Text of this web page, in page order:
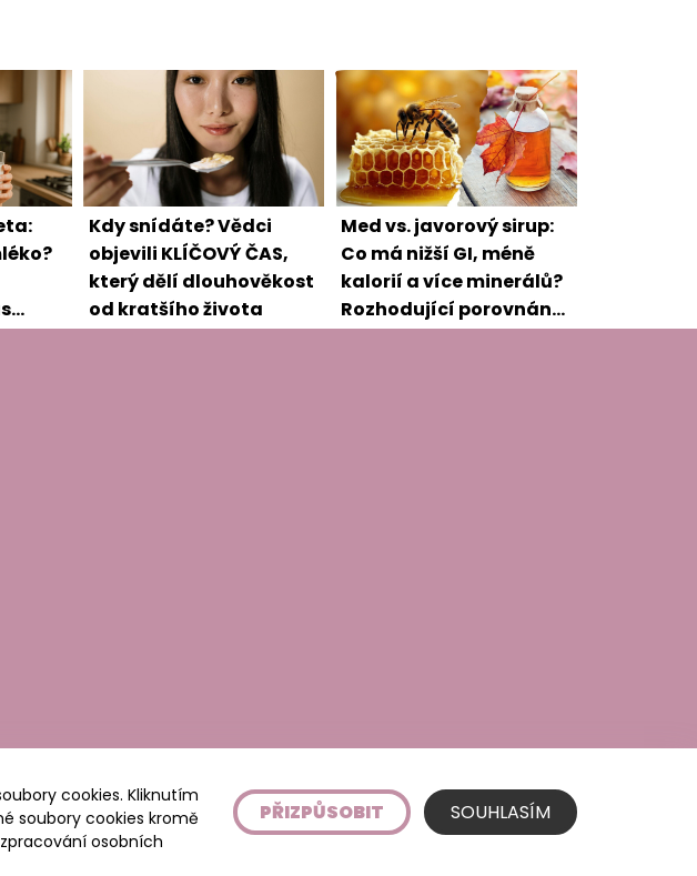
Kdy snídáte? Vědci
objevili KLÍČOVÝ ČAS,
který dělí dlouhověkost
od kratšího života
Med vs. javorový sirup:
Co má nižší GI, méně
kalorií a více minerálů?
Rozhodující porovnání
pro zdravé snídaně
cookies. Kliknutím
soubory cookies kromě
osobních
PŘIZPŮSOBIT SOUHLASÍM